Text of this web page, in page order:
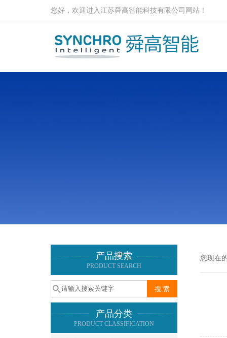
您好，欢迎进入江苏舜高智能科技有限公司网站！
产品搜索
PRODUCT SEARCH
产品分类
PRODUCT CLASSIFICATION
您现在